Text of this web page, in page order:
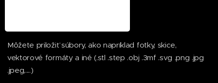
Môžete priložiť súbory, ako napríklad fotky, skice,
vektorové formáty a iné (.stl .step .obj .3mf .svg .png .jpg
.jpeg,....)